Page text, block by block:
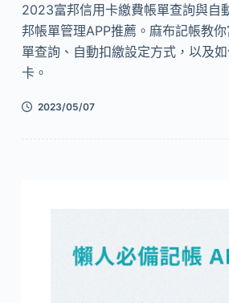
2023富邦信用卡繳費帳單查詢與自
邦帳單管理APP推薦。麻布記帳教
單查詢、自動扣繳設定方式，以及
卡。
2023/05/07